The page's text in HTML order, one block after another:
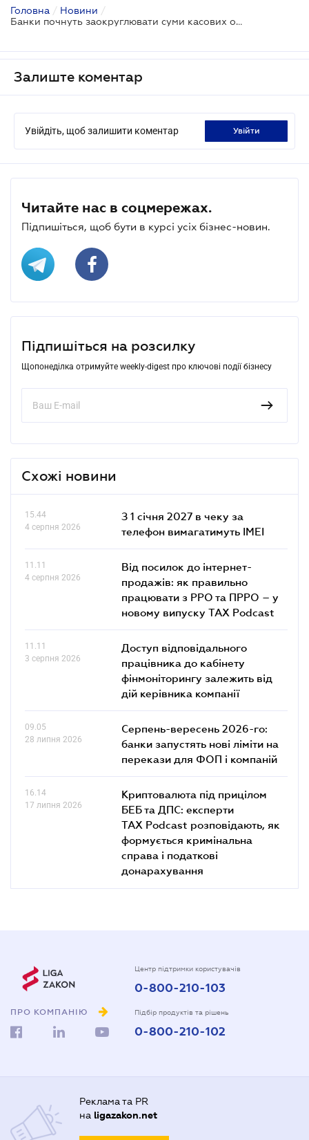
Головна / Новини /
Банки почнуть заокруглювати суми касових операцій
Залиште коментар
Увійдіть, щоб залишити коментар увійти
Читайте нас в соцмережах.
Підпишіться, щоб бути в курсі усіх бізнес-новин.
Підпишіться на розсилку
Щопонеділка отримуйте weekly-digest про ключові події бізнесу
Схожі новини
15.44
4 серпня 2026
З 1 січня 2027 в чеку за
телефон вимагатимуть IMEI
11.11
4 серпня 2026
Від посилок до інтернет-
продажів: як правильно
працювати з РРО та ПРРО – у
новому випуску TAX Podcast
11.11
3 серпня 2026
Доступ відповідального
працівника до кабінету
фінмоніторингу залежить від
дій керівника компанії
09.05
28 липня 2026
Серпень-вересень 2026-го:
банки запустять нові ліміти на
перекази для ФОП і компаній
16.14
17 липня 2026
Криптовалюта під прицілом
БЕБ та ДПС: експерти
TAX Podcast розповідають, як
формується кримінальна
справа і податкові
донарахування
ПРО КОМПАНІЮ
Центр підтримки користувачів
0-800-210-103
Підбір продуктів та рішень
0-800-210-102
Реклама та PR
на ligazakon.net